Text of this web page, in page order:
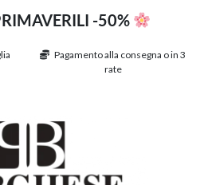
-50%
Pagamento alla consegna o in 3
rate